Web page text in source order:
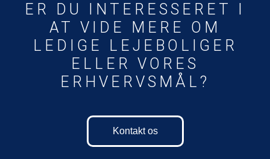
ER DU INTERESSERET I
AT VIDE MERE OM
LEDIGE LEJEBOLIGER
ELLER VORES
ERHVERVSMÅL?
Kontakt os